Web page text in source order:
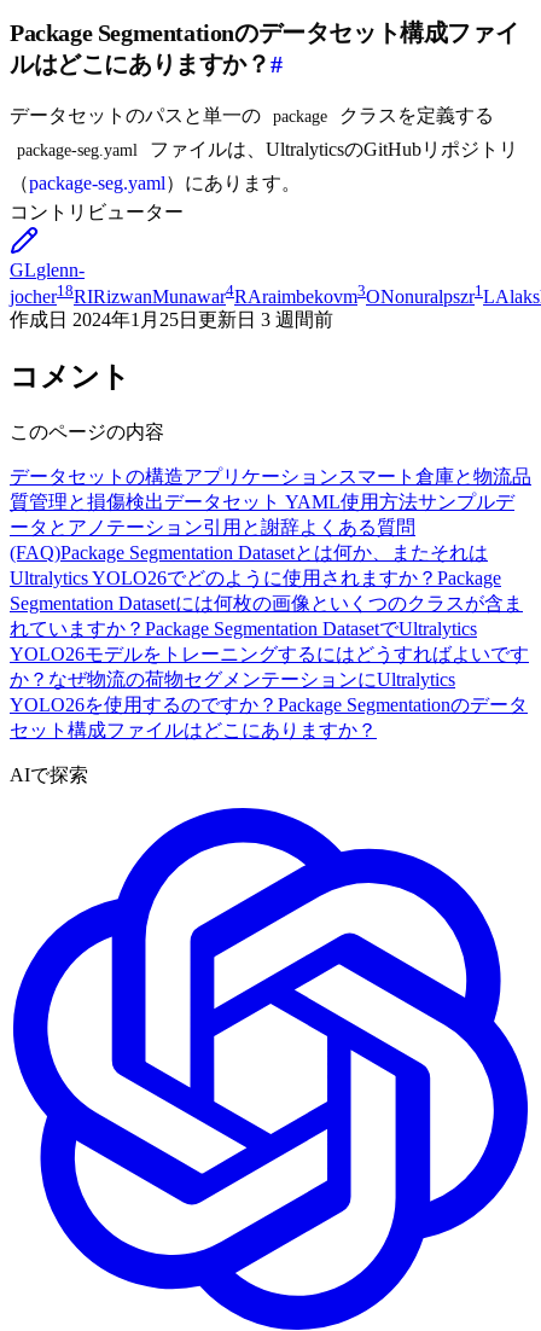
Package Segmentationのデータセット構成ファイ
ルはどこにありますか？#
データセットのパスと単一の package クラスを定義する
package-seg.yaml
ファイルは、UltralyticsのGitHubリポジトリ
（package-seg.yaml）にあります。
コントリビューター
GLglenn-
jocher18RIRizwanMunawar4RAraimbekovm3ONonuralpszr1LA
作成日 2024年1月25日 更新日 3 週間前
コメント
このページの内容
データセットの構造アプリケーションスマート倉庫と物流品
質管理と損傷検出データセット YAML使用方法サンプルデ
ータとアノテーション引用と謝辞よくある質問
(FAQ)Package Segmentation Datasetとは何か、またそれは
Ultralytics YOLO26でどのように使用されますか？ Package
Segmentation Datasetには何枚の画像といくつのクラスが含ま
れていますか？ Package Segmentation DatasetでUltralytics
YOLO26モデルをトレーニングするにはどうすればよいです
か？ なぜ物流の荷物セグメンテーションにUltralytics
YOLO26を使用するのですか？ Package Segmentationのデータ
セット構成ファイルはどこにありますか？
AIで探索